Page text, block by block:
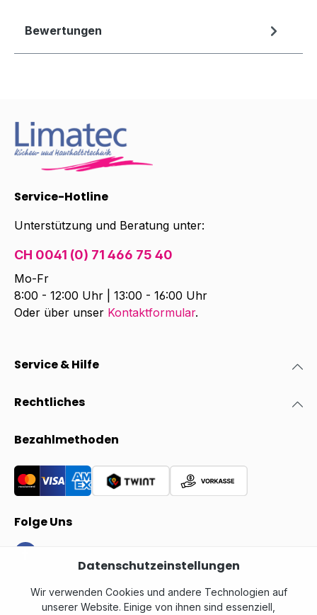
Bewertungen
Service-Hotline
Unterstützung und Beratung unter:
CH 0041 (0) 71 466 75 40
Mo-Fr
8:00 - 12:00 Uhr | 13:00 - 16:00 Uhr
Oder über unser Kontaktformular.
Service & Hilfe
Rechtliches
Bezahlmethoden
Folge Uns
Datenschutzeinstellungen
Wir verwenden Cookies und andere Technologien auf
unserer Website. Einige von ihnen sind essenziell,